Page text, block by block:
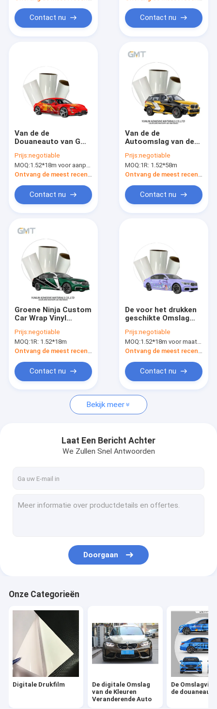
Producten
Ongeveer ons
Fabrieksreis
Nieuws
Verzoek om een Citaat
Digitale Drukfilm
De Omslagvinyl van de douaneauto
TPU-de Beschermingsfilm van de Autoverf
Contact nu
Epson Printed van
Raceautopvc
Contact nu
Van de de
Douaneauto van GMT
het drukken
geschikte Omslag
Vinylraceauto 95
1105
Prijs:negotiable
MOQ:1.52*18m voor aanpassing
Ontvang de meest recente Prijs
Contact nu
Van de de
Autoomslag van de
het Vinylomgekeerde
in Zwarte en Gele
pvc-Film
Prijs:negotiable
MOQ:1R: 1.52*58m
Ontvang de meest recente Prijs
Contact nu
Groene Ninja Custom
Car Wrap Vinyl
Free Lijm SGS
Prijs:negotiable
MOQ:1R: 1.52*18m
Ontvang de meest recente Prijs
Contact nu
De voor het drukken
geschikte Omslag
de Douaneauto aan
de Affiches van MPI
1105 StellaLou 80
Prijs:negotiable
MOQ:1.52*18m voor maatwerk
Ontvang de meest recente Prijs
Contact nu
Bekijk meer
Laat Een Bericht Achter
We Zullen Snel Antwoorden
Doorgaan
Onze Categorieën
Digitale Drukfilm
De digitale Omslag
van de Kleuren
Veranderende Auto
De
de douaneauto